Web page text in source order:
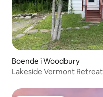
Boende i Woodbury
Lakeside Vermont Retreat